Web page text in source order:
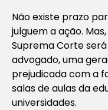
Não existe prazo
julguem a ação.
Suprema Corte
advogado, uma
prejudicada com a
salas de aulas da
universidades.